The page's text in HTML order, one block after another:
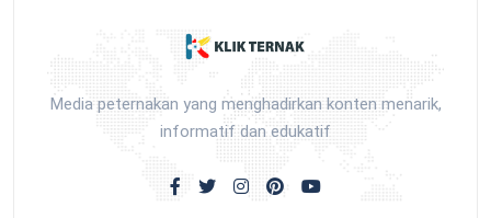
Media peternakan yang menghadirkan konten menarik,
informatif dan edukatif